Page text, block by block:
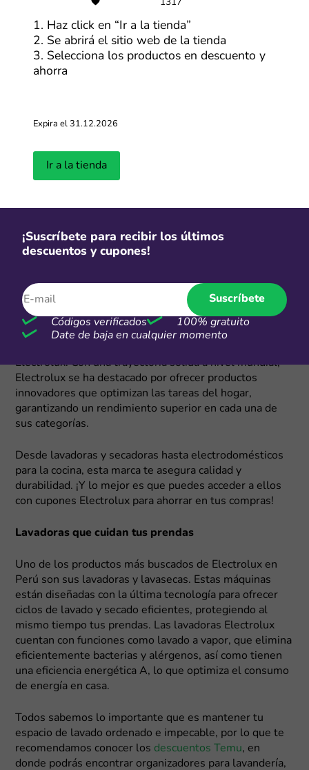
Acerca de Electrolux
¿Estás buscando electrodomésticos que te faciliten la
vida diaria y que, además, combinen tecnología,
Electrolux! Con una trayectoria sólida a nivel mundial,
Electrolux se ha destacado por ofrecer productos
innovadores que optimizan las tareas del hogar,
garantizando un rendimiento superior en cada una de
sus categorías.
Desde lavadoras y secadoras hasta electrodomésticos
para la cocina, esta marca te asegura calidad y
durabilidad. ¡Y lo mejor es que puedes acceder a ellos
con cupones Electrolux para ahorrar en tus compras!
Lavadoras que cuidan tus prendas
Uno de los productos más buscados de Electrolux en
Perú son sus lavadoras y lavasecas. Estas máquinas
están diseñadas con la última tecnología para ofrecer
ciclos de lavado y secado eficientes, protegiendo al
mismo tiempo tus prendas. Las lavadoras Electrolux
cuentan con funciones como lavado a vapor, que elimina
eficientemente bacterias y alérgenos, así como tienen
una eficiencia energética A, lo que optimiza el consumo
de energía en casa.
Todos sabemos lo importante que es mantener tu
espacio de lavado ordenado e impecable, por lo que te
recomendamos conocer los descuentos Temu, en
donde podrás encontrar organizadores para lavandería,
1317
1. Haz click en “Ir a la tienda”
2. Se abrirá el sitio web de la tienda
3. Selecciona los productos en descuento y
ahorra
Expira el 31.12.2026
Ir a la tienda
¡Suscríbete para recibir los últimos
descuentos y cupones!
Suscríbete
Códigos verificados
100% gratuito
Date de baja en cualquier momento